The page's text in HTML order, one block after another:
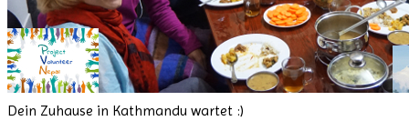
Dein Zuhause in Kathmandu wartet :)